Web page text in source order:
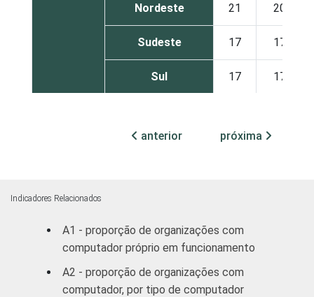
Nordeste 21 20
Sudeste 17 17
Sul 17 17
profissionais e
18
Desenvolvimento
Direitos
anterior próxima
Indicadores Relacionados
A1 - proporção de organizações com
computador próprio em funcionamento
A2 - proporção de organizações com
computador, por tipo de computador